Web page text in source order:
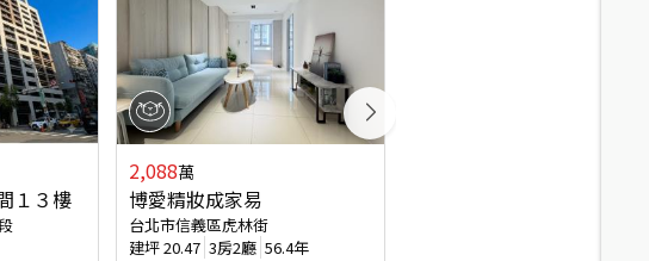
１３樓
2,088萬
博愛精妝成家易
台北市信義區虎林街
建坪20.47 3房2廳 56.4年